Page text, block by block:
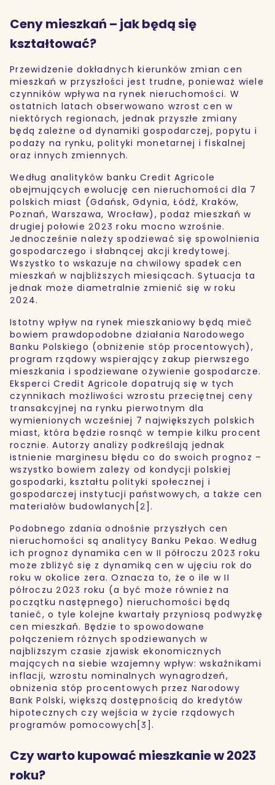
Ceny mieszkań – jak będą się
kształtować?
Przewidzenie dokładnych kierunków zmian cen
mieszkań w przyszłości jest trudne, ponieważ wiele
czynników wpływa na rynek nieruchomości. W
ostatnich latach obserwowano wzrost cen w
niektórych regionach, jednak przyszłe zmiany
będą zależne od dynamiki gospodarczej, popytu i
podaży na rynku, polityki monetarnej i fiskalnej
oraz innych zmiennych.
Według analityków banku Credit Agricole
obejmujących ewolucję cen nieruchomości dla 7
polskich miast (Gdańsk, Gdynia, Łódź, Kraków,
Poznań, Warszawa, Wrocław), podaż mieszkań w
drugiej połowie 2023 roku mocno wzrośnie.
Jednocześnie należy spodziewać się spowolnienia
gospodarczego i słabnącej akcji kredytowej.
Wszystko to wskazuje na chwilowy spadek cen
mieszkań w najbliższych miesiącach. Sytuacja ta
jednak może diametralnie zmienić się w roku
2024.
Istotny wpływ na rynek mieszkaniowy będą mieć
bowiem prawdopodobne działania Narodowego
Banku Polskiego (obniżenie stóp procentowych),
program rządowy wspierający zakup pierwszego
mieszkania i spodziewane ożywienie gospodarcze.
Eksperci Credit Agricole dopatrują się w tych
czynnikach możliwości wzrostu przeciętnej ceny
transakcyjnej na rynku pierwotnym dla
wymienionych wcześniej 7 największych polskich
miast, która będzie rosnąć w tempie kilku procent
rocznie. Autorzy analizy podkreślają jednak
istnienie marginesu błędu co do swoich prognoz –
wszystko bowiem zależy od kondycji polskiej
gospodarki, kształtu polityki społecznej i
gospodarczej instytucji państwowych, a także cen
materiałów budowlanych[2].
Podobnego zdania odnośnie przyszłych cen
nieruchomości są analitycy Banku Pekao. Według
ich prognoz dynamika cen w II półroczu 2023 roku
może zbliżyć się z dynamiką cen w ujęciu rok do
roku w okolice zera. Oznacza to, że o ile w II
półroczu 2023 roku (a być może również na
początku następnego) nieruchomości będą
tanieć, o tyle kolejne kwartały przyniosą podwyżkę
cen mieszkań. Będzie to spowodowane
połączeniem różnych spodziewanych w
najbliższym czasie zjawisk ekonomicznych
mających na siebie wzajemny wpływ: wskaźnikami
inflacji, wzrostu nominalnych wynagrodzeń,
obniżenia stóp procentowych przez Narodowy
Bank Polski, większą dostępnością do kredytów
hipotecznych czy wejścia w życie rządowych
programów pomocowych[3].
Czy warto kupować mieszkanie w 2023
roku?